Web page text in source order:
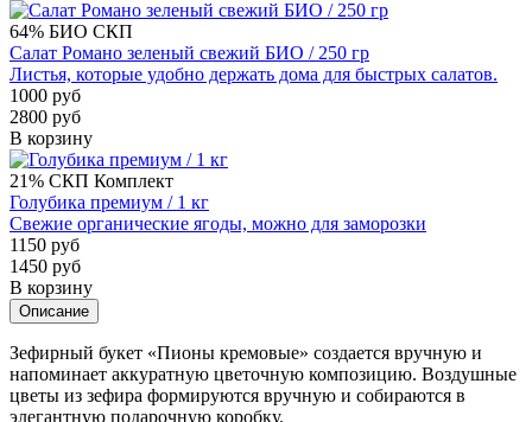
64% БИО СКП
Салат Романо зеленый свежий БИО / 250 гр
Листья, которые удобно держать дома для быстрых салатов.
1000 руб
2800 руб
В корзину
21% СКП Комплект
Голубика премиум / 1 кг
Свежие органические ягоды, можно для заморозки
1150 руб
1450 руб
В корзину
Описание
Зефирный букет «Пионы кремовые» создается вручную и
напоминает аккуратную цветочную композицию. Воздушные
цветы из зефира формируются вручную и собираются в
элегантную подарочную коробку.